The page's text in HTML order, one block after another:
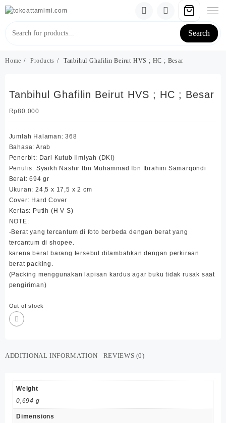
Skip
to
Search
Home Products Tanbihul Ghafilin Beirut HVS ; HC ; Besar
Tanbihul Ghafilin Beirut HVS ; HC ; Besar
Rp80.000
Jumlah Halaman: 368
Bahasa: Arab
Penerbit: Darl Kutub Ilmiyah (DKI)
Penulis: Syaikh Nashir Ibn Muhammad Ibn Ibrahim Samarqondi
Berat: 694 gr
Ukuran: 24,5 x 17,5 x 2 cm
Cover: Hard Cover
Kertas: Putih (H V S)
NOTE:
-Berat yang tercantum di foto berbeda dengan berat yang
tercantum di shopee.
karena berat barang tersebut ditambahkan dengan perkiraan
berat packing.
(Packing menggunakan lapisan kardus agar buku tidak rusak saat
pengiriman)
Out of stock
ADDITIONAL INFORMATION REVIEWS (0)
Weight
0,694 g
Dimensions